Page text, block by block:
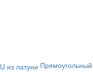
Прямоугольный